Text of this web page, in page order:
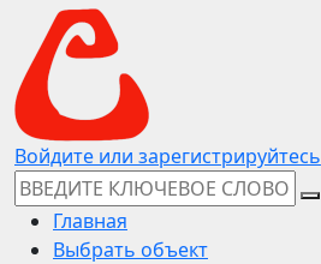
Войдите или зарегистрируйтесь
Главная
Выбрать объект